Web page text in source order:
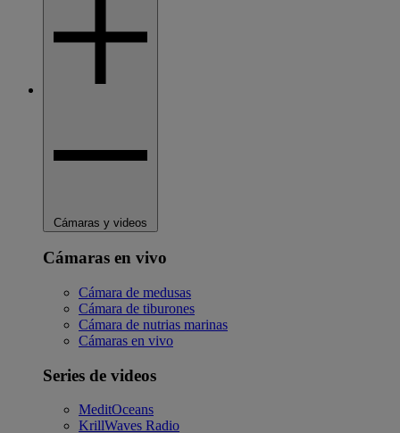
Cámaras y videos
Cámaras en vivo
Cámara de medusas
Cámara de tiburones
Cámara de nutrias marinas
Cámaras en vivo
Series de videos
MeditOceans
KrillWaves Radio